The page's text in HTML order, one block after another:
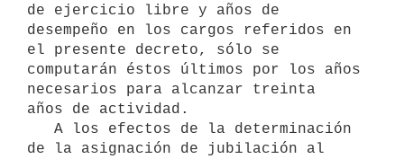
de ejercicio libre y años de
desempeño en los cargos referidos en
el presente decreto, sólo se
computarán éstos últimos por los años
necesarios para alcanzar treinta
años de actividad.
de la asignación de jubilación al